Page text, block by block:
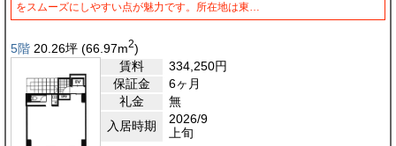
をスムーズにしやすい点が魅力です。所在地は東…
5階 20.26坪 (66.97m2)
賃料
334,250円
保証金
6ヶ月
礼金
無
入居時期
2026/9
上旬